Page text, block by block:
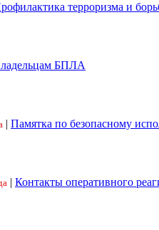
терроризма и
БПЛА
| Памятка по безопасному
| Контакты оперативного